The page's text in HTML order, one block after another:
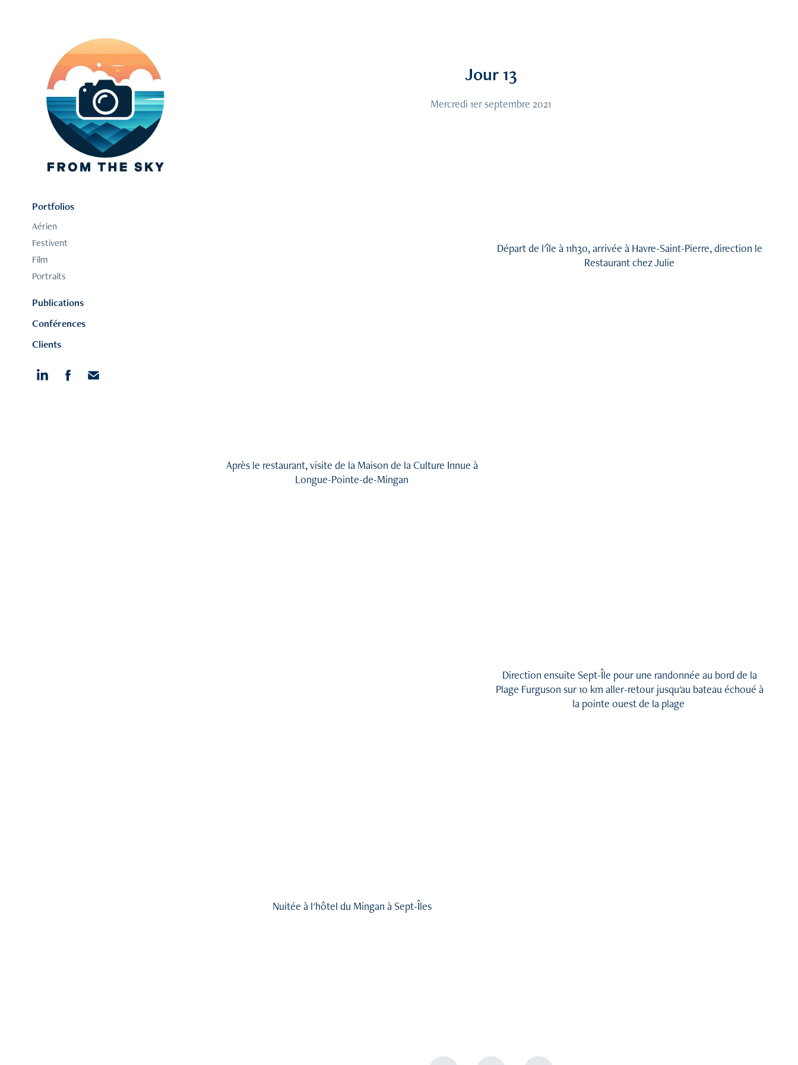
Portfolios
Aérien
Festivent
Film
Portraits
Publications
Conférences
Clients
Jour 13
Mercredi 1er septembre 2021
Départ de l'île à 11h30, arrivée à Havre-Saint-Pierre, direction le
Restaurant chez Julie
Après le restaurant, visite de la Maison de la Culture Innue à
Longue-Pointe-de-Mingan
Direction ensuite Sept-Île pour une randonnée au bord de la
Plage Furguson sur 10 km aller-retour jusqu'au bateau échoué à
la pointe ouest de la plage
Nuitée à l'hôtel du Mingan à Sept-Îles